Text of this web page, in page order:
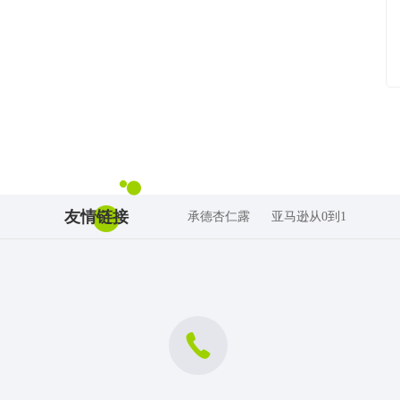
友情链接 承德杏仁露 亚马逊从0到1